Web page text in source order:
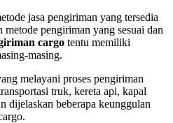
jasa pengiriman yang tersedia
pengiriman yang sesuai dan
cargo tentu memiliki
masing.
melayani proses pengiriman
truk, kereta api, kapal
dijelaskan beberapa keunggulan